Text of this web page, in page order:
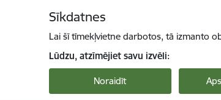
Sīkdatnes
Lai šī tīmekļvietne darbotos, tā izmanto
Lūdzu, atzīmējiet savu izvēli:
Noraidīt